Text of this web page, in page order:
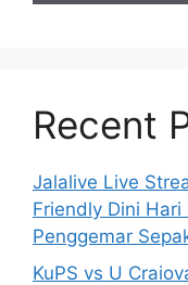
Recent
Jalalive Live
Friendly Dini Hari
Penggemar
KuPS vs U